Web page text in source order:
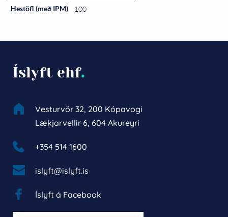
Hestöfl (með IPM) 100
Íslyft ehf.
Vesturvör 32, 200 Kópavogi
Lækjarvellir 6, 604 Akureyri
+354 514 1600
islyft@islyft.is
Íslyft á Facebook